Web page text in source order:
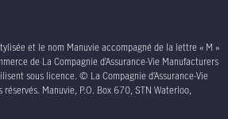
et le nom Manuvie accompagné de la lettre « M »
de La Compagnie d’Assurance-Vie Manufacturers
sous licence. © La Compagnie d’Assurance-Vie
Manuvie, P.O. Box 670, STN Waterloo,